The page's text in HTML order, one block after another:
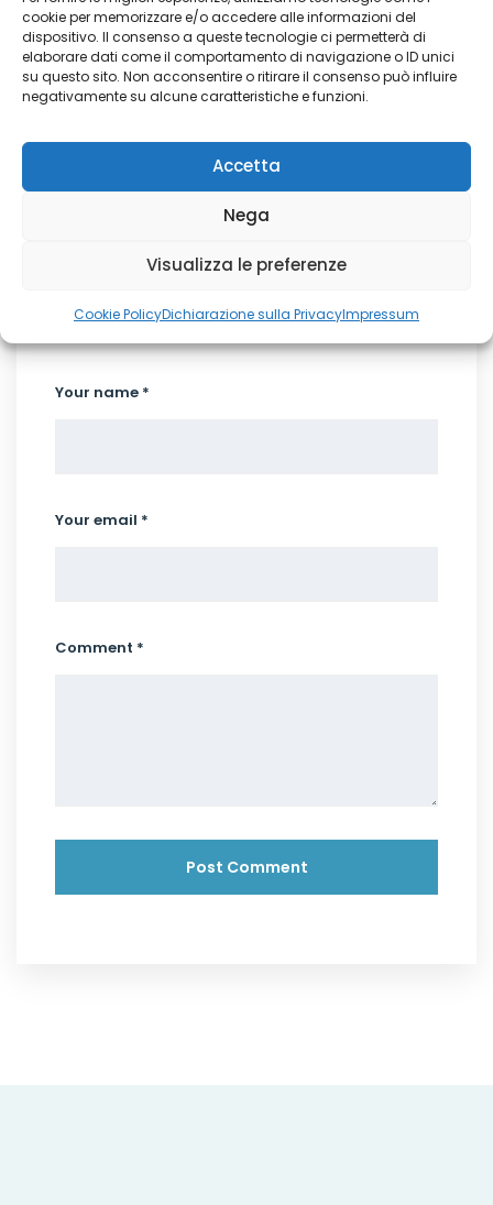
cookie per memorizzare e/o accedere alle informazioni del
dispositivo. Il consenso a queste tecnologie ci permetterà di
elaborare dati come il comportamento di navigazione o ID unici
su questo sito. Non acconsentire o ritirare il consenso può influire
negativamente su alcune caratteristiche e funzioni.
Accetta
Nega
Visualizza le preferenze
Cookie PolicyDichiarazione sulla PrivacyImpressum
il territorio
Your name *
Your email *
Comment *